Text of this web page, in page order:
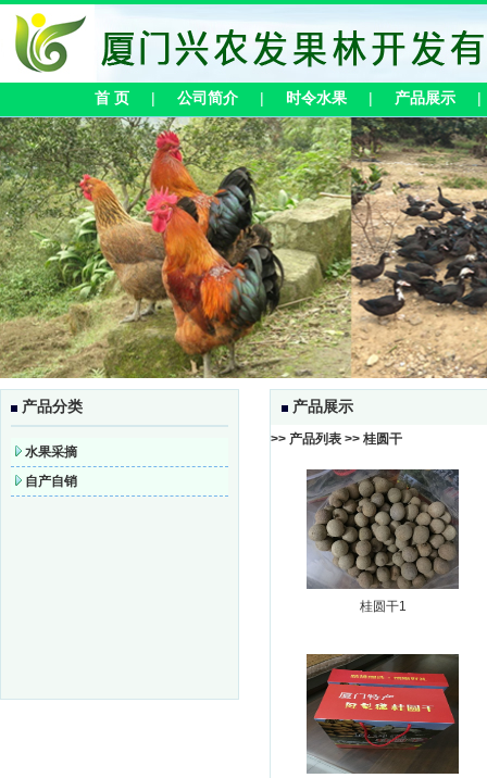
首 页 | 公司简介 | 时令水果 | 产品展示
产品分类
水果采摘
自产自销
产品展示
>> 产品列表 >> 桂圆干
桂圆干1